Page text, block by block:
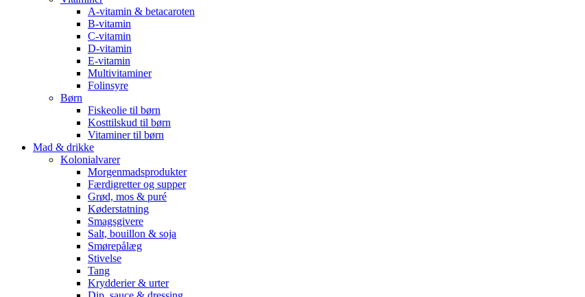
A-vitamin & betacaroten
B-vitamin
C-vitamin
D-vitamin
E-vitamin
Multivitaminer
Folinsyre
Børn
Fiskeolie til børn
Kosttilskud til børn
Vitaminer til børn
Mad & drikke
Kolonialvarer
Morgenmadsprodukter
Færdigretter og supper
Grød, mos & puré
Køderstatning
Smagsgivere
Salt, bouillon & soja
Smørepålæg
Stivelse
Tang
Krydderier & urter